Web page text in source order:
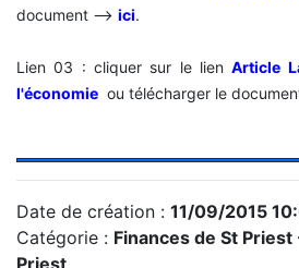
document --> ici.
Lien 03 : cliquer sur le lienArticle
l'économie ou télécharger le
Date de création : 11/09/2015
Catégorie : Finances de St